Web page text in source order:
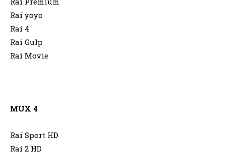
Rai yoyo
Rai 4
Rai Gulp
Rai Movie
MUX 4
Rai Sport HD
Rai 2 HD